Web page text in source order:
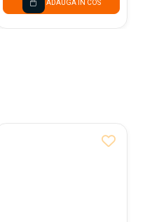
ADAUGA IN COS